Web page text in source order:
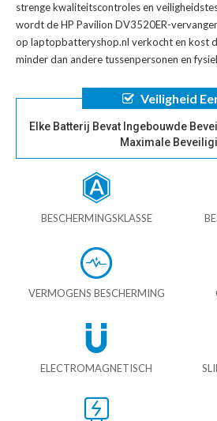
strenge kwaliteitscontroles en
wordt deHP Pavilion DV3520ER-
op laptopbatteryshop.nl verkocht en kost
minder dan andere tussenpersonen en
Veiligheid
Elke Batterij Bevat Ingebouwde
Maximale
BESCHERMINGSKLASSE
VERMOGENS BESCHERMING
ELECTROMAGNETISCH